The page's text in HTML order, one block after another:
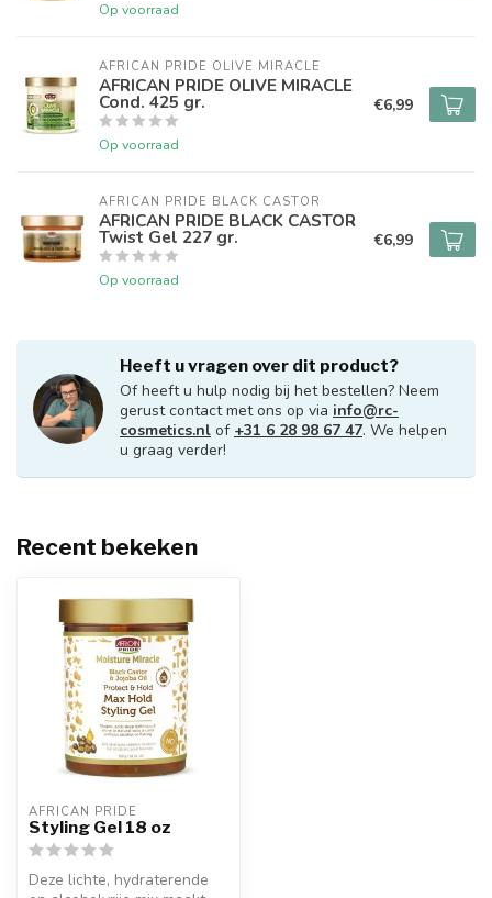
Op voorraad
AFRICAN PRIDE OLIVE MIRACLE
AFRICAN PRIDE OLIVE MIRACLE
Cond. 425 gr.
Op voorraad
€6,99
AFRICAN PRIDE BLACK CASTOR
AFRICAN PRIDE BLACK CASTOR
Twist Gel 227 gr.
Op voorraad
€6,99
Heeft u vragen over dit product?
Of heeft u hulp nodig bij het bestellen? Neem
gerust contact met ons op via info@rc-
cosmetics.nl of +31 6 28 98 67 47. We helpen
u graag verder!
Recent bekeken
AFRICAN PRIDE
Styling Gel 18 oz
Deze lichte, hydraterende